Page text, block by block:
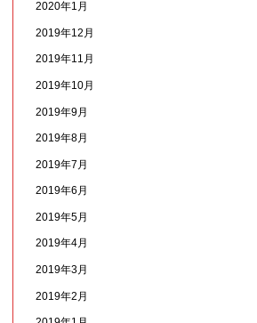
2020年1月
2019年12月
2019年11月
2019年10月
2019年9月
2019年8月
2019年7月
2019年6月
2019年5月
2019年4月
2019年3月
2019年2月